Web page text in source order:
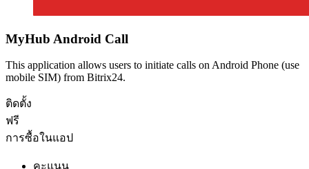
MyHub Android Call
This application allows users to initiate calls on Android Phone (use
mobile SIM) from Bitrix24.
ติดตั้ง
ฟรี
การซื้อในแอป
คะแนน